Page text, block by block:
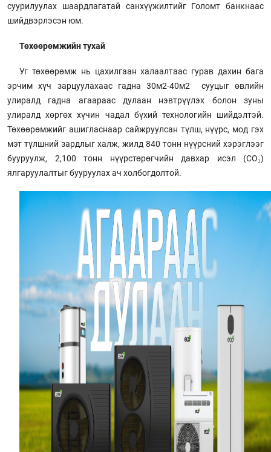
суурилуулах шаардлагатай санхүүжилтийг Голомт банкнаас
шийдвэрлэсэн юм.
Төхөөрөмжийн тухай
Уг төхөөрөмж нь цахилгаан халаалтаас гурав дахин бага
эрчим хүч зарцуулахаас гадна 30м2-40м2 сууцыг өвлийн
улиралд гадна агаараас дулаан нэвтрүүлэх болон зуны
улиралд хөргөх хүчин чадал бүхий технологийн шийдэлтэй.
Төхөөрөмжийг ашигласнаар сайжруулсан түлш, нүүрс, мод гэх
мэт түлшний зардлыг халж, жилд 840 тонн нүүрсний хэрэглээг
бууруулж, 2,100 тонн нүүрстөрөгчийн давхар исэл (CO₂)
ялгаруулалтыг бууруулах ач холбогдолтой.